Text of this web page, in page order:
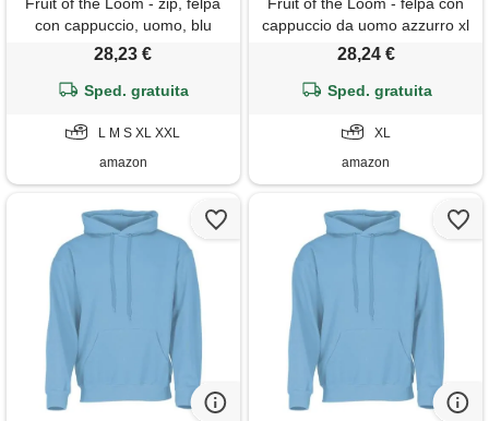
con cappuccio, uomo, blu
(blue), small
28,23 €
Sped. gratuita
L M S XL XXL
amazon
cappuccio da uomo azzurro xl
28,24 €
Sped. gratuita
XL
amazon